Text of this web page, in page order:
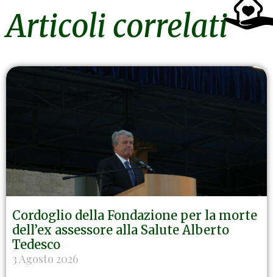
Articoli correlati
Cordoglio della Fondazione per la morte
dell’ex assessore alla Salute Alberto
Tedesco
3 Agosto 2026